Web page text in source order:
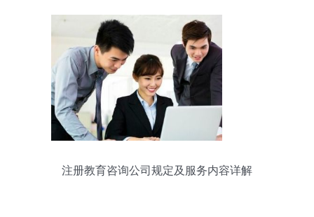
注册教育咨询公司规定及服务内容详解